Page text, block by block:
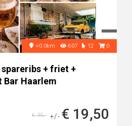
+0.0km 607 12 0
+ friet +
Bar Haarlem
+/- € 19,50
€ 35,-